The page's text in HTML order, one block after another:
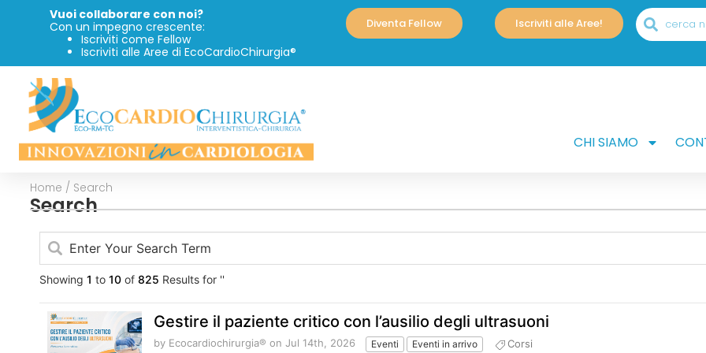
Vuoi collaborare con noi?
Con un impegno crescente:
Iscriviti come Fellow
Iscriviti alle Aree di EcoCardioChirurgia®
Diventa Fellow Iscriviti alle Aree!
CHI SIAMO
Home / Search
Search
Showing1 to10 of825 Results for ''
Gestire il paziente critico con l’ausilio degli ultrasuoni
by Ecocardiochirurgia® on Jul 14th, 2026 Eventi Eventi in arrivo Corsi